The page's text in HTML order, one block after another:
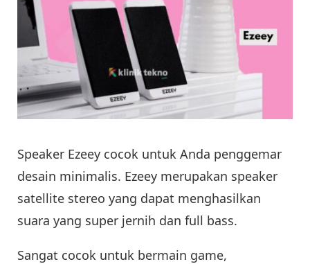
Speaker Ezeey cocok untuk Anda penggemar
desain minimalis. Ezeey merupakan speaker
satellite stereo yang dapat menghasilkan
suara yang super jernih dan full bass.
Sangat cocok untuk bermain game,